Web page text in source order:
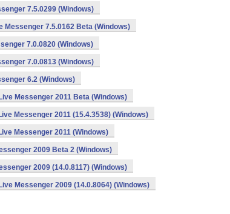
7.5.0299 (Windows)
Messenger 7.5.0162 Beta (Windows)
7.0.0820 (Windows)
7.0.0813 (Windows)
6.2 (Windows)
Messenger 2011 Beta (Windows)
Messenger 2011 (15.4.3538) (Windows)
Messenger 2011 (Windows)
2009 Beta 2 (Windows)
2009 (14.0.8117) (Windows)
Messenger 2009 (14.0.8064) (Windows)